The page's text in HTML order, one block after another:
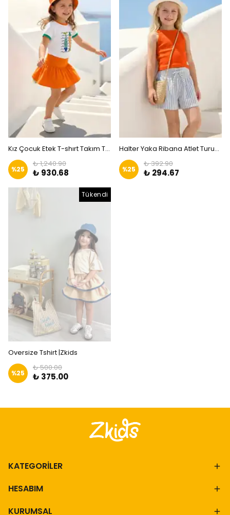
Kız Çocuk Etek T-shırt Takım Turuncu|Zkids
%25
₺ 1,240.90
₺ 930.68
Halter Yaka Ribana Atlet Turuncu|ZKİDS
%25
₺ 392.90
₺ 294.67
Tükendi
Oversize Tshirt |Zkids
%25
₺ 500.00
₺ 375.00
KATEGORİLER
HESABIM
KURUMSAL